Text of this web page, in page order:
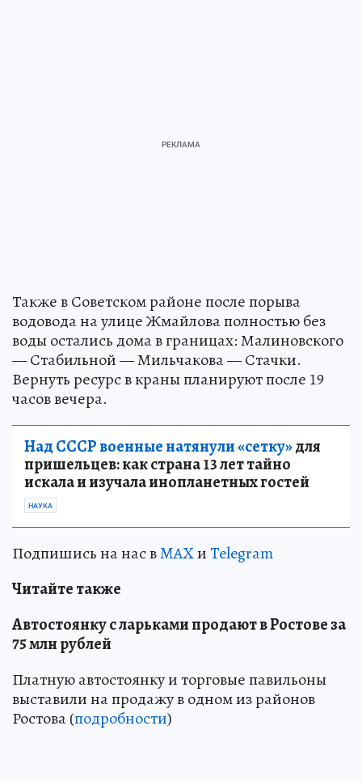
Также в Советском районе после порыва
водовода на улице Жмайлова полностью без
воды остались дома в границах: Малиновского
— Стабильной — Мильчакова — Стачки.
Вернуть ресурс в краны планируют после 19
часов вечера.
Над СССР военные натянули «сетку»для
пришельцев: как страна 13 лет тайно
искала и изучала инопланетных гостей
НАУКА
Подпишись на нас вMAXиTelegram
Читайте также
Автостоянку с ларьками продают в Ростове за
75 млн рублей
Платную автостоянку и торговые павильоны
выставили на продажу в одном из районов
Ростова (подробности)